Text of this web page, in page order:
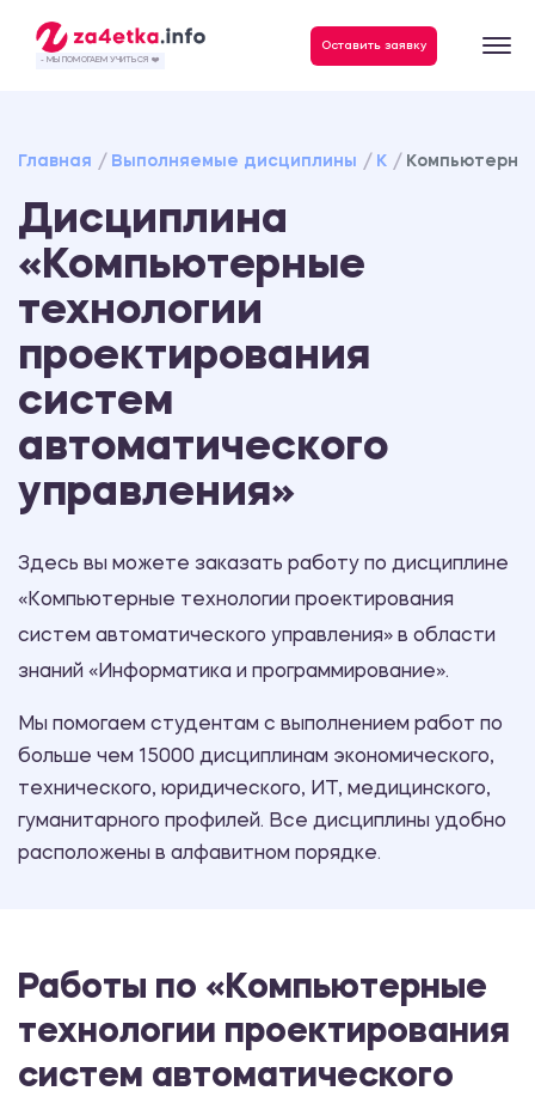
- МЫ ПОМОГАЕМ УЧИТЬСЯ ❤️
Оставить заявку
Главная Выполняемые дисциплины К
Дисциплина
«Компьютерные
технологии
проектирования
систем
автоматического
управления»
Здесь вы можете заказать работу по дисциплине
«Компьютерные технологии проектирования
систем автоматического управления» в области
знаний «Информатика и программирование».
Мы помогаем студентам с выполнением работ по
больше чем 15000 дисциплинам экономического,
технического, юридического, ИТ, медицинского,
гуманитарного профилей. Все дисциплины удобно
расположены в алфавитном порядке.
Работы по «Компьютерные
технологии проектирования
систем автоматического